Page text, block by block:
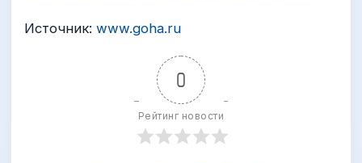
Источник: www.goha.ru
0
Рейтинг новости